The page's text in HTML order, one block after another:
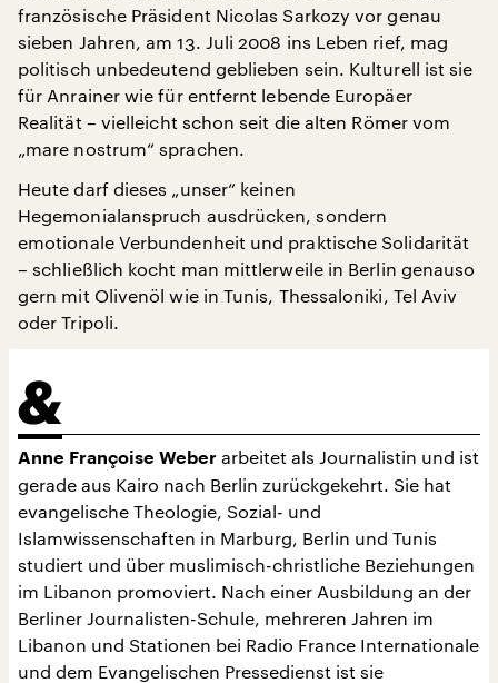
französische Präsident Nicolas Sarkozy vor genau
sieben Jahren, am 13. Juli 2008 ins Leben rief, mag
politisch unbedeutend geblieben sein. Kulturell ist sie
für Anrainer wie für entfernt lebende Europäer
Realität – vielleicht schon seit die alten Römer vom
„mare nostrum“ sprachen.
Heute darf dieses „unser“ keinen
Hegemonialanspruch ausdrücken, sondern
emotionale Verbundenheit und praktische Solidarität
– schließlich kocht man mittlerweile in Berlin genauso
gern mit Olivenöl wie in Tunis, Thessaloniki, Tel Aviv
oder Tripoli.
Anne Françoise Weber arbeitet als Journalistin und ist
gerade aus Kairo nach Berlin zurückgekehrt. Sie hat
evangelische Theologie, Sozial- und
Islamwissenschaften in Marburg, Berlin und Tunis
studiert und über muslimisch-christliche Beziehungen
im Libanon promoviert. Nach einer Ausbildung an der
Berliner Journalisten-Schule, mehreren Jahren im
Libanon und Stationen bei Radio France Internationale
und dem Evangelischen Pressedienst ist sie